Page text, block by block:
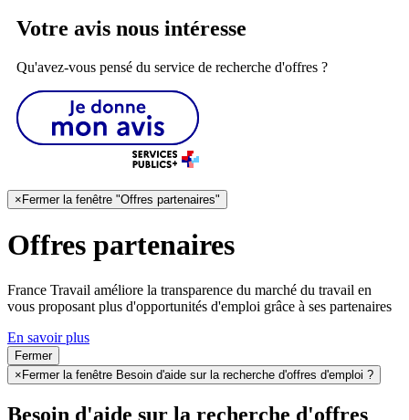
Votre avis nous intéresse
Qu'avez-vous pensé du service de recherche d'offres ?
× Fermer la fenêtre "Offres partenaires"
Offres partenaires
France Travail améliore la transparence du marché du travail en
vous proposant plus d'opportunités d'emploi grâce à ses partenaires
En savoir plus
Fermer
× Fermer la fenêtre Besoin d'aide sur la recherche d'offres d'emploi ?
Besoin d'aide sur la recherche d'offres